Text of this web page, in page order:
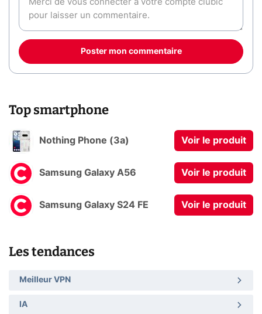
Poster mon commentaire
Top smartphone
Nothing Phone (3a) Voir le produit
Samsung Galaxy A56 Voir le produit
Samsung Galaxy S24 FE Voir le produit
Les tendances
Meilleur VPN
IA